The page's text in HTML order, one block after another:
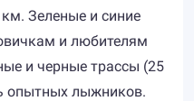
Зеленые и синие
и любителям
и черные трассы (25
опытных лыжников.